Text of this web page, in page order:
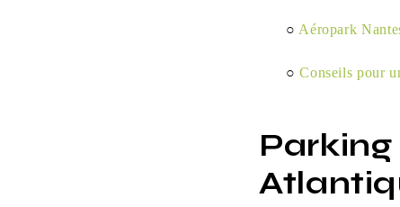
○ Aéropark
○Conseils pour